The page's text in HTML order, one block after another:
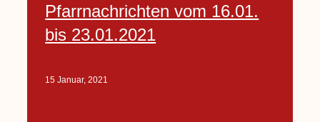
Pfarrnachrichten vom 16.01.
bis 23.01.2021
15 Januar, 2021